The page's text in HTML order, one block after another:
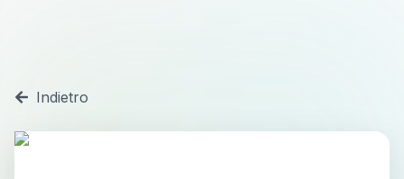
Indietro